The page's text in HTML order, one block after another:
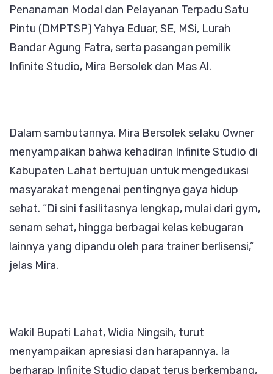
Penanaman Modal dan Pelayanan Terpadu Satu
Pintu (DMPTSP) Yahya Eduar, SE, MSi, Lurah
Bandar Agung Fatra, serta pasangan pemilik
Infinite Studio, Mira Bersolek dan Mas Al.
Dalam sambutannya, Mira Bersolek selaku Owner
menyampaikan bahwa kehadiran Infinite Studio di
Kabupaten Lahat bertujuan untuk mengedukasi
masyarakat mengenai pentingnya gaya hidup
sehat. “Di sini fasilitasnya lengkap, mulai dari gym,
senam sehat, hingga berbagai kelas kebugaran
lainnya yang dipandu oleh para trainer berlisensi,”
jelas Mira.
Wakil Bupati Lahat, Widia Ningsih, turut
menyampaikan apresiasi dan harapannya. Ia
berharap Infinite Studio dapat terus berkembang,